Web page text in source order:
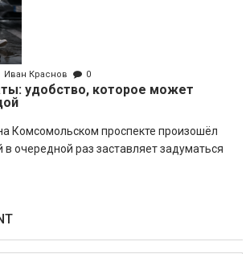
Иван Краснов 0
удобство, которое может
Комсомольском проспекте произошёл
в очередной раз заставляет задуматься